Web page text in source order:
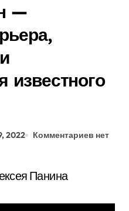
—
2022 Комментариев нет